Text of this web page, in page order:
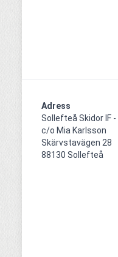
Adress
Sollefteå Skidor IF -
c/o Mia Karlsson
Skärvstavägen 28
88130 Sollefteå